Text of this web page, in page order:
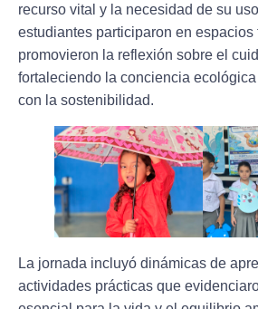
recurso vital y la necesidad de su
estudiantes participaron en espacios
promovieron la reflexión sobre el
fortaleciendo la conciencia
con la sostenibilidad.
La jornada incluyó dinámicas de
actividades prácticas que